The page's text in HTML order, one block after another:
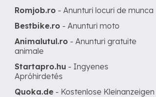
Romjob.ro - Anunturi locuri de munca
Bestbike.ro - Anunturi moto
Animalutul.ro - Anunturi gratuite
animale
Startapro.hu - Ingyenes
Apróhirdetés
Quoka.de - Kostenlose Kleinanzeigen